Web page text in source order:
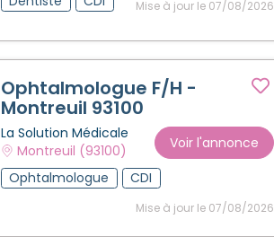
Mise à jour le 07/08/2026
Ophtalmologue F/H -
Montreuil 93100
La Solution Médicale
Montreuil (93100)
Voir l'annonce
Ophtalmologue
CDI
Mise à jour le 07/08/2026